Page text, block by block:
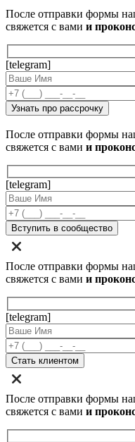
После отправки формы
свяжется с вами и
[telegram]
После отправки формы
свяжется с вами и
[telegram]
После отправки формы
свяжется с вами и
[telegram]
После отправки формы
свяжется с вами и